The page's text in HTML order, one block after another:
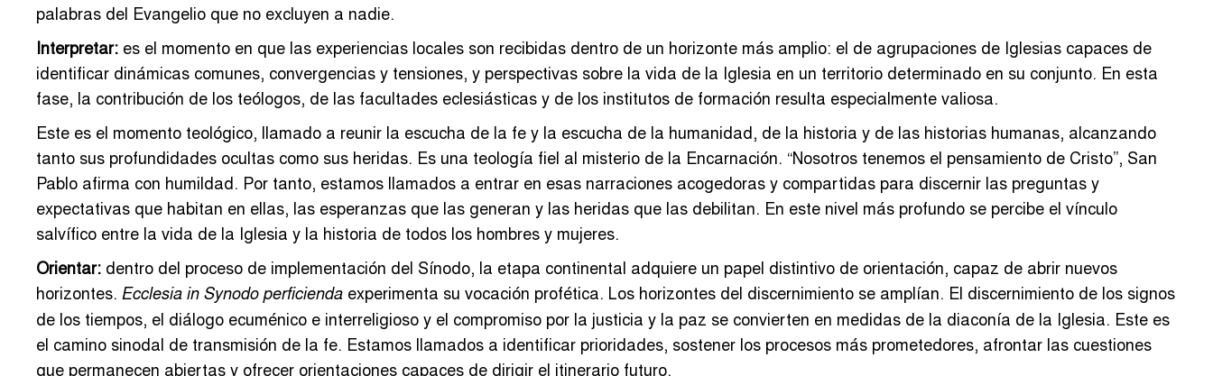
palabras del Evangelio que no excluyen a nadie.
Interpretar: es el momento en que las experiencias locales son recibidas dentro de un horizonte más amplio: el de agrupaciones de Iglesias capaces de
identificar dinámicas comunes, convergencias y tensiones, y perspectivas sobre la vida de la Iglesia en un territorio determinado en su conjunto. En esta
fase, la contribución de los teólogos, de las facultades eclesiásticas y de los institutos de formación resulta especialmente valiosa.
Este es el momento teológico, llamado a reunir la escucha de la fe y la escucha de la humanidad, de la historia y de las historias humanas, alcanzando
tanto sus profundidades ocultas como sus heridas. Es una teología fiel al misterio de la Encarnación. “Nosotros tenemos el pensamiento de Cristo”, San
Pablo afirma con humildad. Por tanto, estamos llamados a entrar en esas narraciones acogedoras y compartidas para discernir las preguntas y
expectativas que habitan en ellas, las esperanzas que las generan y las heridas que las debilitan. En este nivel más profundo se percibe el vínculo
salvífico entre la vida de la Iglesia y la historia de todos los hombres y mujeres.
Orientar: dentro del proceso de implementación del Sínodo, la etapa continental adquiere un papel distintivo de orientación, capaz de abrir nuevos
horizontes. Ecclesia in Synodo perficienda experimenta su vocación profética. Los horizontes del discernimiento se amplían. El discernimiento de los signos
de los tiempos, el diálogo ecuménico e interreligioso y el compromiso por la justicia y la paz se convierten en medidas de la diaconía de la Iglesia. Este es
el camino sinodal de transmisión de la fe. Estamos llamados a identificar prioridades, sostener los procesos más prometedores, afrontar las cuestiones
que permanecen abiertas y ofrecer orientaciones capaces de dirigir el itinerario futuro.